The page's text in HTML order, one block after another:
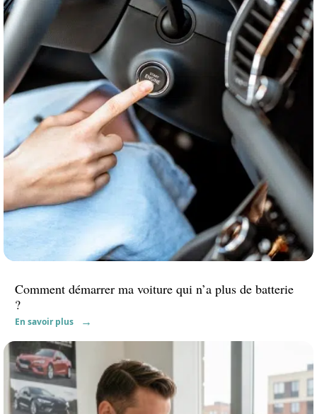
Comment démarrer ma voiture qui n’a plus de batterie
?
En savoir plus